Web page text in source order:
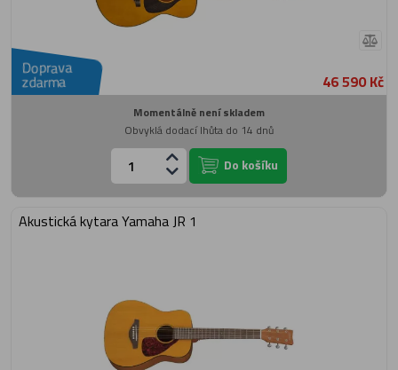
Doprava
zdarma 46 590 Kč
Momentálně není skladem
Obvyklá dodací lhůta do 14 dnů
Do košíku
Akustická kytara Yamaha JR 1